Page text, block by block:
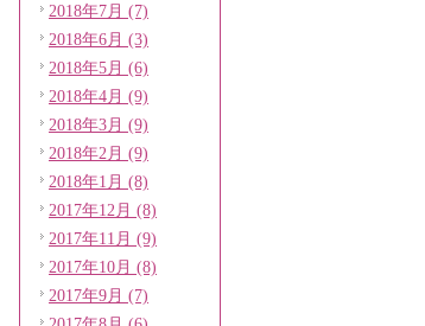
2018年7月 (7)
2018年6月 (3)
2018年5月 (6)
2018年4月 (9)
2018年3月 (9)
2018年2月 (9)
2018年1月 (8)
2017年12月 (8)
2017年11月 (9)
2017年10月 (8)
2017年9月 (7)